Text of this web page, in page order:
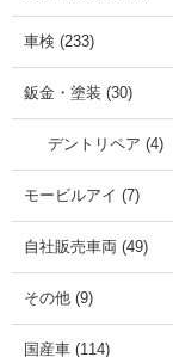
車検 (233)
鈑金・塗装 (30)
デントリペア (4)
モービルアイ (7)
自社販売車両 (49)
その他 (9)
国産車 (114)